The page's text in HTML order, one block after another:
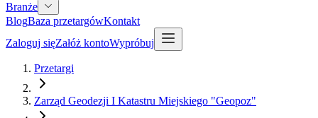
Branże
BlogBaza przetargówKontakt
Zaloguj sięZałóż kontoWypróbuj
Przetargi
Zarząd Geodezji I Katastru Miejskiego "Geopoz"